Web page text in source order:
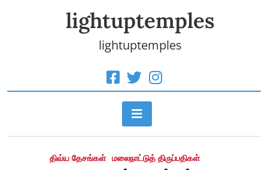
lightuptemples
lightuptemples
திவ்ய தேசங்கள் மலைநாட்டுத் திருப்பதிகள்